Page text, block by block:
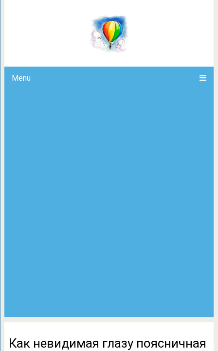
Menu
Как невидимая глазу
Как невидимая глазу поясничная